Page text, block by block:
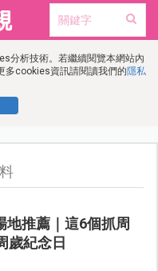
分析技術。若繼續閱覽本網站內
多cookies資訊請閱讀我們的隱私
地推薦｜這6個抓周
歲紀念日